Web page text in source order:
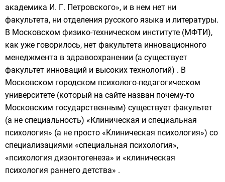
академика И. Г. Петровского», и в нем нет ни
факультета, ни отделения русского языка и литературы.
В Московском физико-техническом институте (МФТИ),
как уже говорилось, нет факультета инновационного
менеджмента в здравоохранении (а существует
факультет инноваций и высоких технологий) . В
Московском городском психолого-педагогическом
университете (который на сайте назван почему-то
Московским государственным) существует факультет
(а не специальность) «Клиническая и специальная
психология» (а не просто «Клиническая психология») со
специализациями «специальная психология»,
«психология дизонтогенеза» и «клиническая
психология раннего детства» .